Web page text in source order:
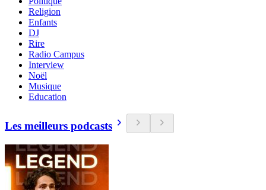
Religion
Enfants
DJ
Rire
Radio Campus
Interview
Noël
Musique
Education
Les meilleurs podcasts